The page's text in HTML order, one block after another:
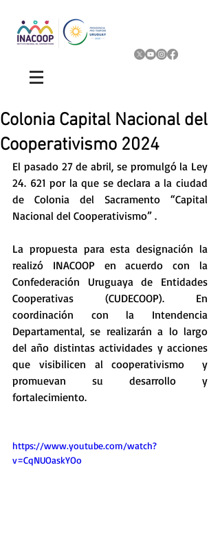
Colonia Capital Nacional del
Cooperativismo 2024
El pasado 27 de abril, se promulgó la Ley
24. 621 por la que se declara a la ciudad
de Colonia del Sacramento “Capital
Nacional del Cooperativismo” .
La propuesta para esta designación la
realizó INACOOP en acuerdo con la
Confederación Uruguaya de Entidades
Cooperativas (CUDECOOP). En
coordinación con la Intendencia
Departamental, se realizarán a lo largo
del año distintas actividades y acciones
que visibilicen al cooperativismo  y
promuevan su desarrollo y
fortalecimiento.
https://www.youtube.com/watch?
v=CqNUOaskYOo